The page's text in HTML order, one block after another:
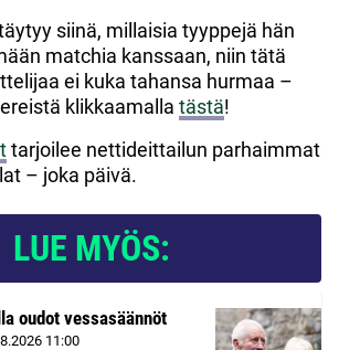
siinä, millaisia tyyppejä hän
matchia kanssaan, niin tätä
ei kuka tahansa hurmaa –
klikkaamalla tästä!
tarjoilee nettideittailun parhaimmat
– joka päivä.
LUE MYÖS:
oudot vessasäännöt
11:00